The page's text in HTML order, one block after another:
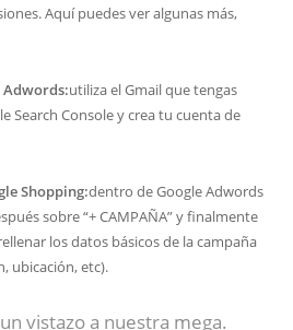
Aquí puedes ver algunas más,
Adwords:utiliza el Gmail que tengas
Search Console y crea tu cuenta de
Shopping:dentro de Google Adwords
sobre “+ CAMPAÑA” y finalmente
los datos básicos de la campaña
ubicación, etc).
vistazo a nuestra mega.